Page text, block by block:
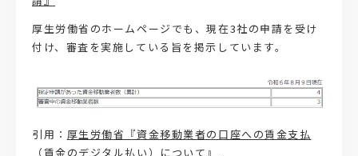
厚生労働省のホームページでも、現在3社の申請を受け
付け、審査を実施している旨を掲示しています。
引用： 厚生労働省『資金移動業者の口座への賃金支払
（賃金のデジタル払い）について』